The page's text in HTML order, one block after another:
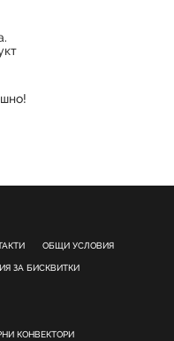
ОБЩИ УСЛОВИЯ
ЗА БИСКВИТКИ
КОНВЕКТОРИ